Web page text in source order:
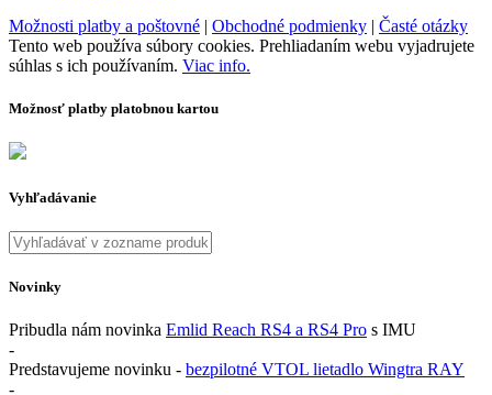
Možnosti platby a poštovné | Obchodné podmienky | Časté otázky
Tento web používa súbory cookies. Prehliadaním webu vyjadrujete
súhlas s ich používaním. Viac info.
Možnosť platby platobnou kartou
Vyhľadávanie
Novinky
Pribudla nám novinka Emlid Reach RS4 a RS4 Pro s IMU
-
Predstavujeme novinku - bezpilotné VTOL lietadlo Wingtra RAY
-